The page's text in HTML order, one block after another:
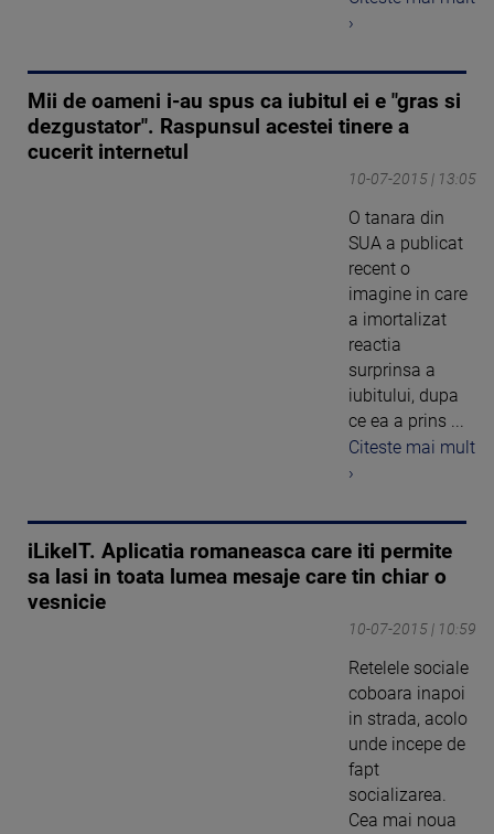
›
Mii de oameni i-au spus ca iubitul ei e "gras si
dezgustator". Raspunsul acestei tinere a
cucerit internetul
10-07-2015 | 13:05
O tanara din
SUA a publicat
recent o
imagine in care
a imortalizat
reactia
surprinsa a
iubitului, dupa
ce ea a prins ...
Citeste mai mult
›
iLikeIT. Aplicatia romaneasca care iti permite
sa lasi in toata lumea mesaje care tin chiar o
vesnicie
10-07-2015 | 10:59
Retelele sociale
coboara inapoi
in strada, acolo
unde incepe de
fapt
socializarea.
Cea mai noua